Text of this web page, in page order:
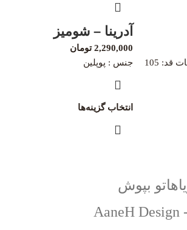
جنس: فاستونی دیپلمات قد: 105
آدرینا – شومیز
2,290,000 تومان
جنس : پوپلین
انتخاب گزینه‌ها
بپوش
AaneH Design